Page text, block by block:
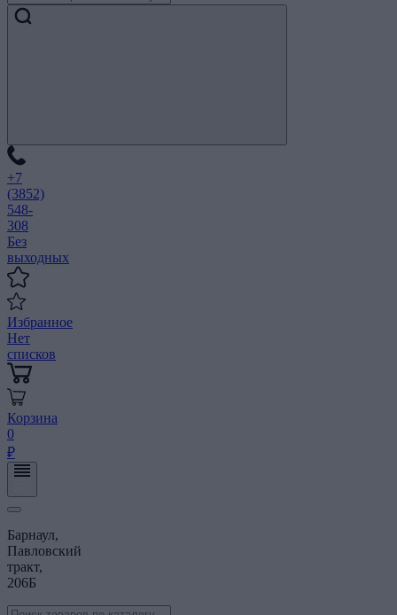
+7
(3852)
548-
308
Без
выходных
Избранное
Нет
списков
Корзина
0
₽
Барнаул,
Павловский
тракт,
206Б